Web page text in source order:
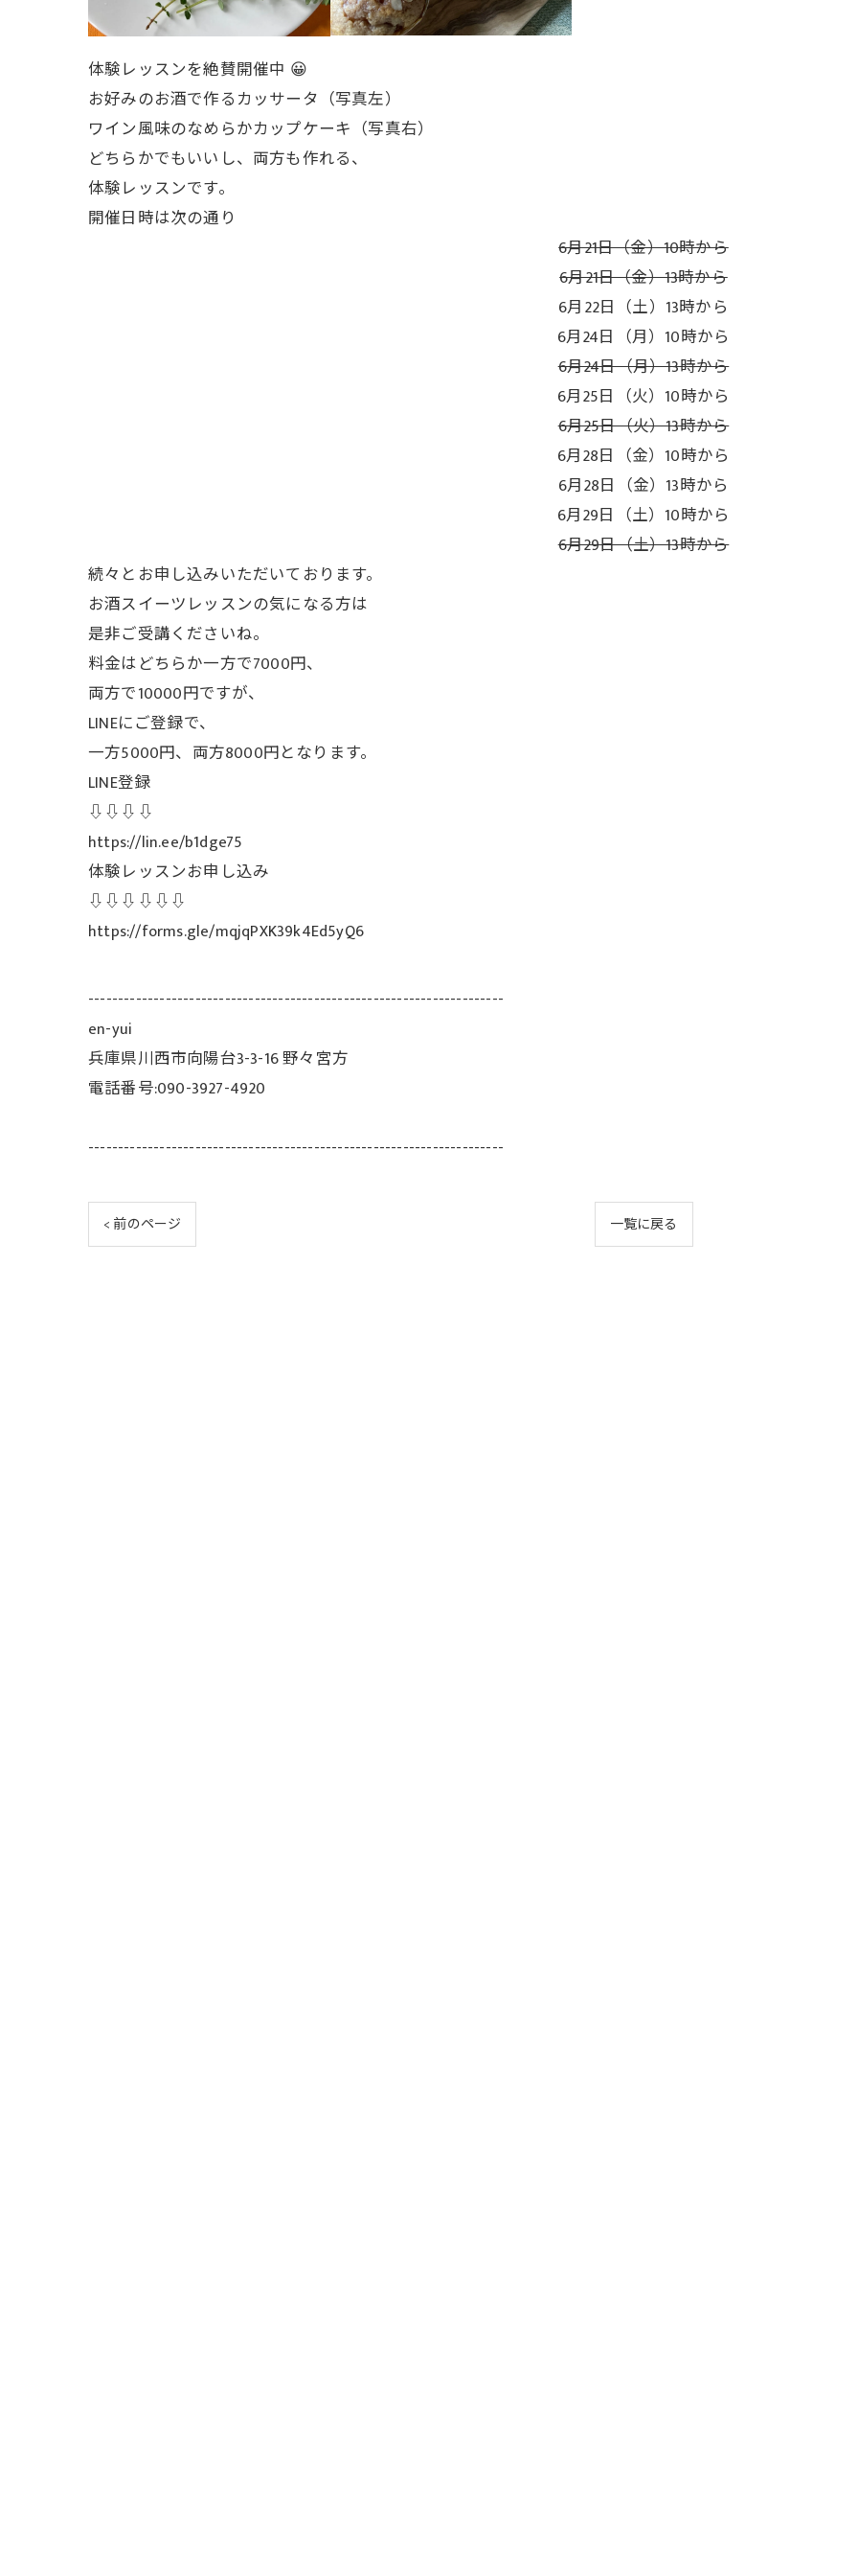
体験レッスンを絶賛開催中 😀
お好みのお酒で作るカッサータ（写真左）
ワイン風味のなめらかカップケーキ（写真右）
どちらかでもいいし、両方も作れる、
体験レッスンです。
開催日時は次の通り
6月21日（金）10時から
6月21日（金）13時から
6月22日（土）13時から
6月24日（月）10時から
6月24日（月）13時から
6月25日（火）10時から
6月25日（火）13時から
6月28日（金）10時から
6月28日（金）13時から
6月29日（土）10時から
6月29日（土）13時から
続々とお申し込みいただいております。
お酒スイーツレッスンの気になる方は
是非ご受講くださいね。
料金はどちらか一方で7000円、
両方で10000円ですが、
LINEにご登録で、
一方5000円、両方8000円となります。
LINE登録
⇩⇩⇩⇩
https://lin.ee/b1dge75
体験レッスンお申し込み
⇩⇩⇩⇩⇩⇩
https://forms.gle/mqjqPXK39k4Ed5yQ6
----------------------------------------------------------------------
en-yui
兵庫県川西市向陽台3-3-16 野々宮方
電話番号:090-3927-4920
----------------------------------------------------------------------
< 前のページ 一覧に戻る